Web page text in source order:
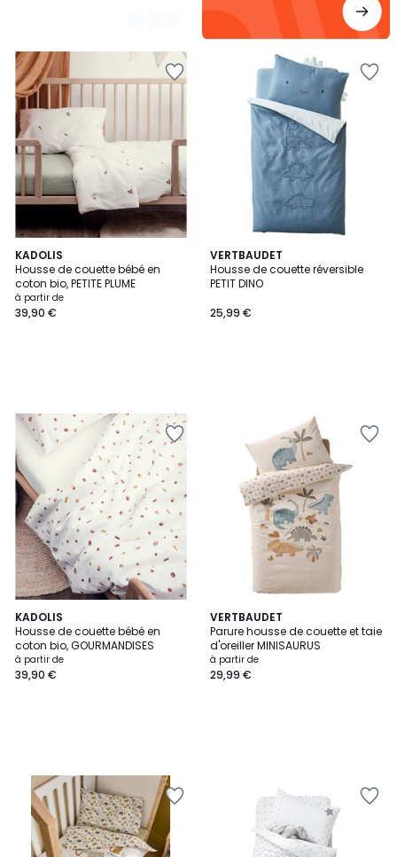
KADOLIS
Housse de couette bébé en
coton bio, PETITE PLUME
à partir de
39,90 €
VERTBAUDET
Housse de couette réversible
PETIT DINO
25,99 €
KADOLIS
Housse de couette bébé en
coton bio, GOURMANDISES
à partir de
39,90 €
VERTBAUDET
Parure housse de couette et taie
d'oreiller MINISAURUS
à partir de
29,99 €